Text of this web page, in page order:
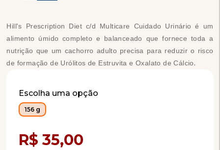
Hill's Prescription Diet c/d Multicare Cuidado Urinário é um
alimento úmido completo e balanceado que fornece toda a
nutrição que um cachorro adulto precisa para reduzir o risco
de formação de Urólitos de Estruvita e Oxalato de Cálcio.
Escolha uma opção
156 g
R$ 35,00